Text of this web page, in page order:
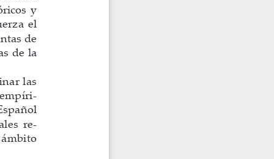
y
el
de
de la
las
re